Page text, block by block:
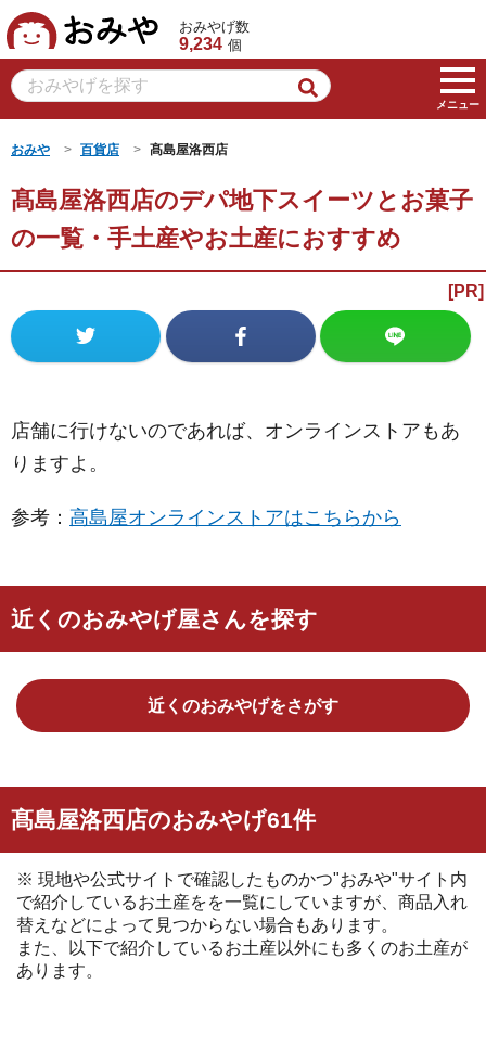
おみや
おみやげ数
9,234 個
メニュー
おみや 百貨店 髙島屋洛西店
髙島屋洛西店のデパ地下スイーツとお菓子
の一覧・手土産やお土産におすすめ
店舗に行けないのであれば、オンラインストアもあ
りますよ。
参考： 高島屋オンラインストアはこちらから
近くのおみやげ屋さんを探す
近くのおみやげをさがす
髙島屋洛西店のおみやげ61件
※ 現地や公式サイトで確認したものかつ"おみや"サイト内
で紹介しているお土産をを一覧にしていますが、商品入れ
替えなどによって見つからない場合もあります。
また、以下で紹介しているお土産以外にも多くのお土産が
あります。